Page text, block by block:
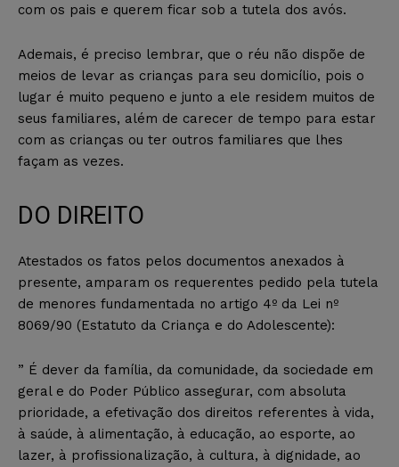
com os pais e querem ficar sob a tutela dos avós.
Ademais, é preciso lembrar, que o réu não dispõe de
meios de levar as crianças para seu domicílio, pois o
lugar é muito pequeno e junto a ele residem muitos de
seus familiares, além de carecer de tempo para estar
com as crianças ou ter outros familiares que lhes
façam as vezes.
DO DIREITO
Atestados os fatos pelos documentos anexados à
presente, amparam os requerentes pedido pela tutela
de menores fundamentada no artigo 4º da Lei nº
8069/90 (Estatuto da Criança e do Adolescente):
” É dever da família, da comunidade, da sociedade em
geral e do Poder Público assegurar, com absoluta
prioridade, a efetivação dos direitos referentes à vida,
à saúde, à alimentação, à educação, ao esporte, ao
lazer, à profissionalização, à cultura, à dignidade, ao